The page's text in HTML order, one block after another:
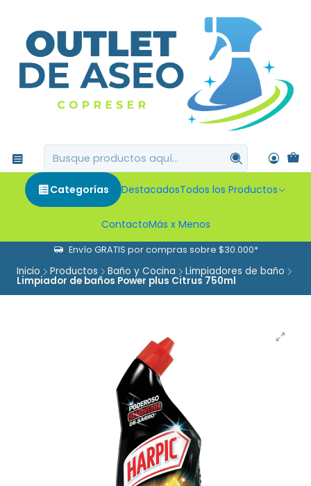
Categorías DestacadosTodos los Productos
ContactoMás x Menos
Envío GRATIS por compras sobre $30.000*
Inicio Productos Baño y Cocina Limpiadores de baño
Limpiador de baños Power plus Citrus 750ml